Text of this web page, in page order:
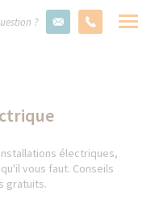
?
électriques,
vous faut. Conseils
gratuits.